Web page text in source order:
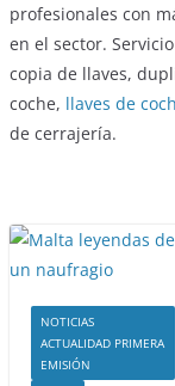
profesionales con
en el sector.
copia de llaves,
coche, llaves de
de cerrajería.
NOTICIAS
ACTUALIDAD PRIMERA
EMISIÓN